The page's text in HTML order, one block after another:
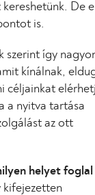
De
is.
szerint így
kínálnak,
céljainkat
a nyitva tartása
az ott
helyet foglal
kifejezetten